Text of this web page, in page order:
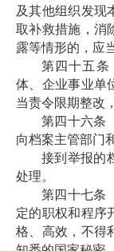
及其他组织发现
取补救措施，消
露等情形的，应
第四十五
体、企业事业单
当责令限期整改
第四十六条
向档案主管部门
接到举报的
处理。
第四十七条
定的职权和程序
格、高效，不得